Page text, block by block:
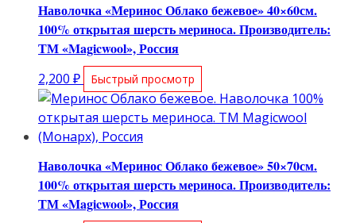
Наволочка «Меринос Облако бежевое» 40×60см.
100% открытая шерсть мериноса. Производитель:
ТМ «Magicwool», Россия
2,200 ₽ Быстрый просмотр
Наволочка «Меринос Облако бежевое» 50×70см.
100% открытая шерсть мериноса. Производитель:
ТМ «Magicwool», Россия